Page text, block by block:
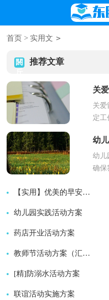
首页 > 实用文 >
推荐文章
关
关爱
定工
的参
幼儿
确保
方
【实用】优美的早安心语语录22句
2026-08-08
幼儿园实践活动方案
药店开业活动方案
2026-08-08
教师节活动方案（汇总15篇）
2026-08-08
[精]防溺水活动方案
联谊活动实施方案